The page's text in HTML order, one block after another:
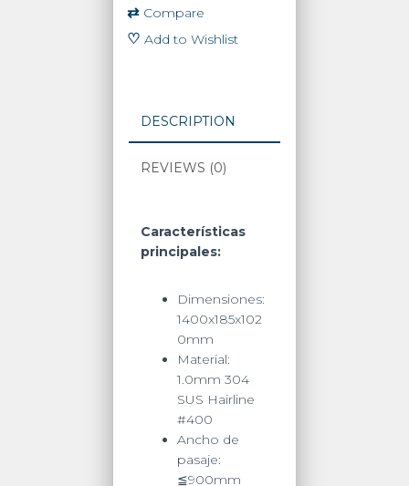
Óptico
Bidireccional
de
⇄ Compare
♡ Add to Wishlist
DESCRIPTION
REVIEWS (0)
Características
principales:
Dimensiones:
1400x185x102
0mm
Material:
1.0mm 304
SUS Hairline
#400
Ancho de
pasaje:
≦900mm